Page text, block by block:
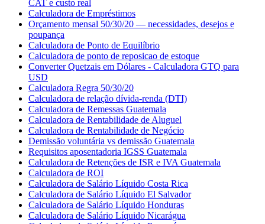
CAT e custo real
Calculadora de Empréstimos
Orçamento mensal 50/30/20 — necessidades, desejos e
poupança
Calculadora de Ponto de Equilíbrio
Calculadora de ponto de reposicao de estoque
Converter Quetzais em Dólares - Calculadora GTQ para
USD
Calculadora Regra 50/30/20
Calculadora de relação dívida-renda (DTI)
Calculadora de Remessas Guatemala
Calculadora de Rentabilidade de Aluguel
Calculadora de Rentabilidade de Negócio
Demissão voluntária vs demissão Guatemala
Requisitos aposentadoria IGSS Guatemala
Calculadora de Retenções de ISR e IVA Guatemala
Calculadora de ROI
Calculadora de Salário Líquido Costa Rica
Calculadora de Salário Líquido El Salvador
Calculadora de Salário Líquido Honduras
Calculadora de Salário Líquido Nicarágua